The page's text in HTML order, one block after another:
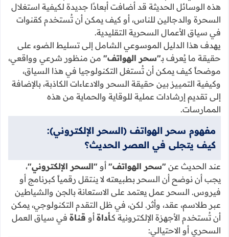
هذه الوسائل الحديثة قد أضافت أبعادًا جديدة لكيفية استغلال
السحرة والدجالين للناس، أو كيف يمكن أن تُستخدم كقنوات
في سياق الأعمال السحرية التقليدية.
يهدف هذا الدليل الموسوعي الشامل إلى تسليط الضوء على
حقيقة ما يُعرف بـ"سحر الهواتف" من منظور شرعي وواقعي،
موضحاً كيف يمكن أن تُستغل التكنولوجيا في هذا السياق،
وكيفية التمييز بين حقيقة السحر والادعاءات الكاذبة، بالإضافة
إلى تقديم إرشادات عملية للوقاية والحماية من هذه
الممارسات.
مفهوم سحر الهواتف (السحر الإلكتروني):
كيف يتجلى في العصر الحديث؟
عند الحديث عن "سحر الهواتف" أو "السحر الإلكتروني"،
يجب أن نوضح أن السحر بطبيعته لا ينتقل رقمياً كبرنامج أو
فيروس. السحر عمل يعتمد على الاستعانة بالجن والشياطين
عبر طلاسم، عقد، وأثر. لكن، في ظل التقدم التكنولوجي، يمكن
أن تُستخدم الأجهزة الإلكترونية كـأداة أو قناة في سياق العمل
السحري أو الاحتيالي: